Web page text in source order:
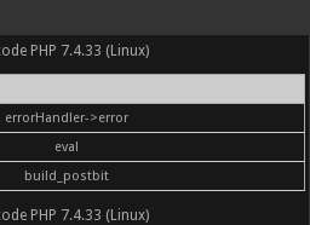
PHP 7.4.33 (Linux)
errorHandler->error
eval
build_postbit
PHP 7.4.33 (Linux)